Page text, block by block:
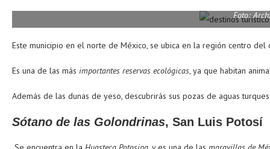
Foto:
Este municipio en el norte de México, se ubica en la región centro del
Es una de las más importantes reservas ecológicas, ya que habitan
Además de las dunas de yeso, descubrirás sus pozas de aguas
Sótano de las Golondrinas, San Luis Potosí